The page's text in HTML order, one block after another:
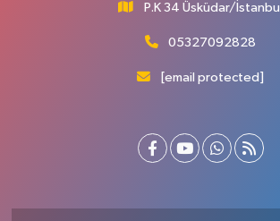
P.K 34 Üsküdar/İstanbul
05327092828
[email protected]